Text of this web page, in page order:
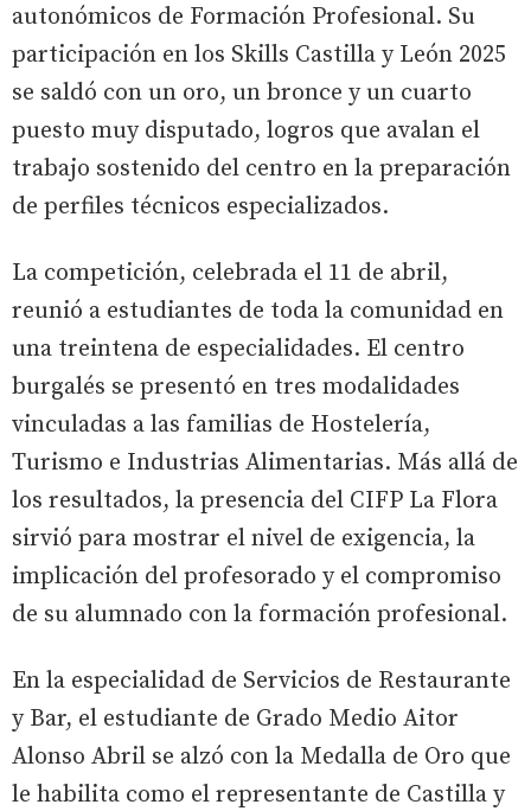
autonómicos de Formación Profesional. Su
participación en los Skills Castilla y León 2025
se saldó con un oro, un bronce y un cuarto
puesto muy disputado, logros que avalan el
trabajo sostenido del centro en la preparación
de perfiles técnicos especializados.
La competición, celebrada el 11 de abril,
reunió a estudiantes de toda la comunidad en
una treintena de especialidades. El centro
burgalés se presentó en tres modalidades
vinculadas a las familias de Hostelería,
Turismo e Industrias Alimentarias. Más allá de
los resultados, la presencia del CIFP La Flora
sirvió para mostrar el nivel de exigencia, la
implicación del profesorado y el compromiso
de su alumnado con la formación profesional.
En la especialidad de Servicios de Restaurante
y Bar, el estudiante de Grado Medio Aitor
Alonso Abril se alzó con la Medalla de Oro que
le habilita como el representante de Castilla y